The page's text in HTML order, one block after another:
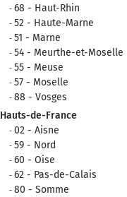
68 - Haut-Rhin
52 - Haute-Marne
51 - Marne
54 - Meurthe-et-Moselle
55 - Meuse
57 - Moselle
88 - Vosges
Hauts-de-France
02 - Aisne
59 - Nord
60 - Oise
62 - Pas-de-Calais
80 - Somme